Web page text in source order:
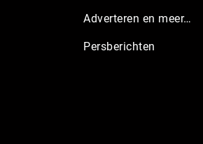
Adverteren en meer…
Persberichten